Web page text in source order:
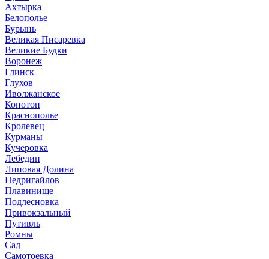
Ахтырка
Белополье
Бурынь
Великая Писаревка
Великие Будки
Воронеж
Глинск
Глухов
Иволжанское
Конотоп
Краснополье
Кролевец
Курманы
Кучеровка
Лебедин
Липовая Долина
Недригайлов
Плавинище
Подлесновка
Привокзальный
Путивль
Ромны
Сад
Самотоевка